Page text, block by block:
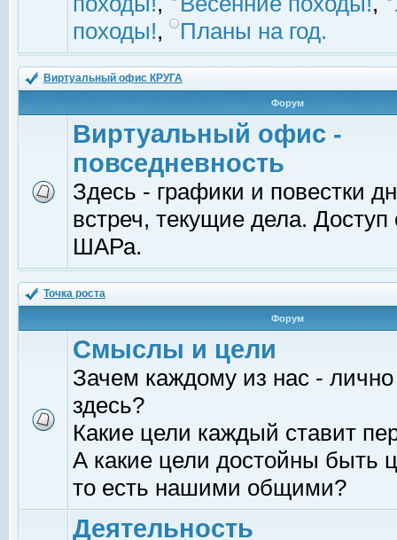
походы!, Планы на год.
Виртуальный офис КРУГА
Форум
Виртуальный офис -
повседневность
Здесь - графики и повестки
встреч, текущие дела.
ШАРа.
Точка роста
Форум
Смыслы и цели
Зачем каждому из нас -
здесь?
Какие цели каждый ставит
А какие цели достойны быть
то есть нашими общими?
Деятельность